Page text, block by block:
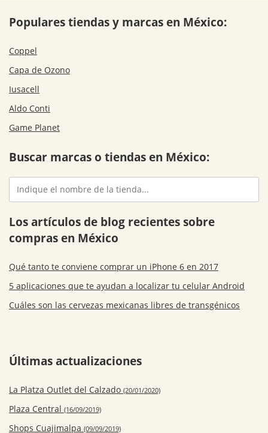
Populares tiendas y marcas en México:
Coppel
Capa de Ozono
Iusacell
Aldo Conti
Game Planet
Buscar marcas o tiendas en México:
Los artículos de blog recientes sobre
compras en México
Qué tanto te conviene comprar un iPhone 6 en 2017
5 aplicaciones que te ayudan a localizar tu celular Android
Cuáles son las cervezas mexicanas libres de transgénicos
Últimas actualizaciones
La Platza Outlet del Calzado (20/01/2020)
Plaza Central (16/09/2019)
Shops Cuajimalpa (09/09/2019)